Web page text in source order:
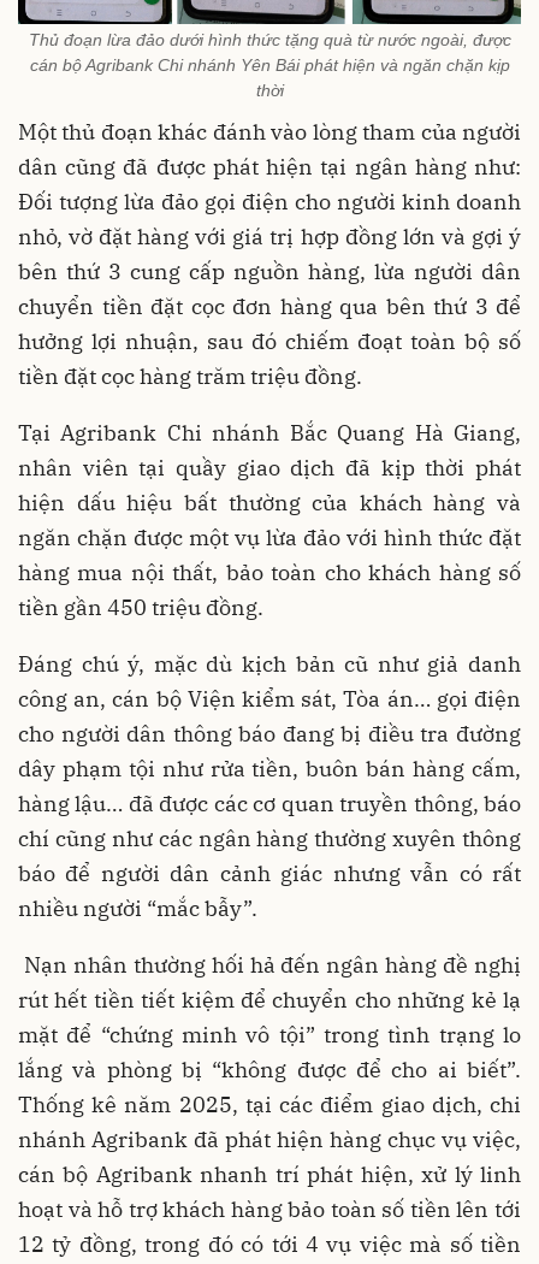
Thủ đoạn lừa đảo dưới hình thức tặng quà từ nước ngoài, được
cán bộ Agribank Chi nhánh Yên Bái phát hiện và ngăn chặn kịp
thời
Một thủ đoạn khác đánh vào lòng tham của người
dân cũng đã được phát hiện tại ngân hàng như:
Đối tượng lừa đảo gọi điện cho người kinh doanh
nhỏ, vờ đặt hàng với giá trị hợp đồng lớn và gợi ý
bên thứ 3 cung cấp nguồn hàng, lừa người dân
chuyển tiền đặt cọc đơn hàng qua bên thứ 3 để
hưởng lợi nhuận, sau đó chiếm đoạt toàn bộ số
tiền đặt cọc hàng trăm triệu đồng.
Tại Agribank Chi nhánh Bắc Quang Hà Giang,
nhân viên tại quầy giao dịch đã kịp thời phát
hiện dấu hiệu bất thường của khách hàng và
ngăn chặn được một vụ lừa đảo với hình thức đặt
hàng mua nội thất, bảo toàn cho khách hàng số
tiền gần 450 triệu đồng.
Đáng chú ý, mặc dù kịch bản cũ như giả danh
công an, cán bộ Viện kiểm sát, Tòa án… gọi điện
cho người dân thông báo đang bị điều tra đường
dây phạm tội như rửa tiền, buôn bán hàng cấm,
hàng lậu… đã được các cơ quan truyền thông, báo
chí cũng như các ngân hàng thường xuyên thông
báo để người dân cảnh giác nhưng vẫn có rất
nhiều người “mắc bẫy”.
Nạn nhân thường hối hả đến ngân hàng đề nghị
rút hết tiền tiết kiệm để chuyển cho những kẻ lạ
mặt để “chứng minh vô tội” trong tình trạng lo
lắng và phòng bị “không được để cho ai biết”.
Thống kê năm 2025, tại các điểm giao dịch, chi
nhánh Agribank đã phát hiện hàng chục vụ việc,
cán bộ Agribank nhanh trí phát hiện, xử lý linh
hoạt và hỗ trợ khách hàng bảo toàn số tiền lên tới
12 tỷ đồng, trong đó có tới 4 vụ việc mà số tiền